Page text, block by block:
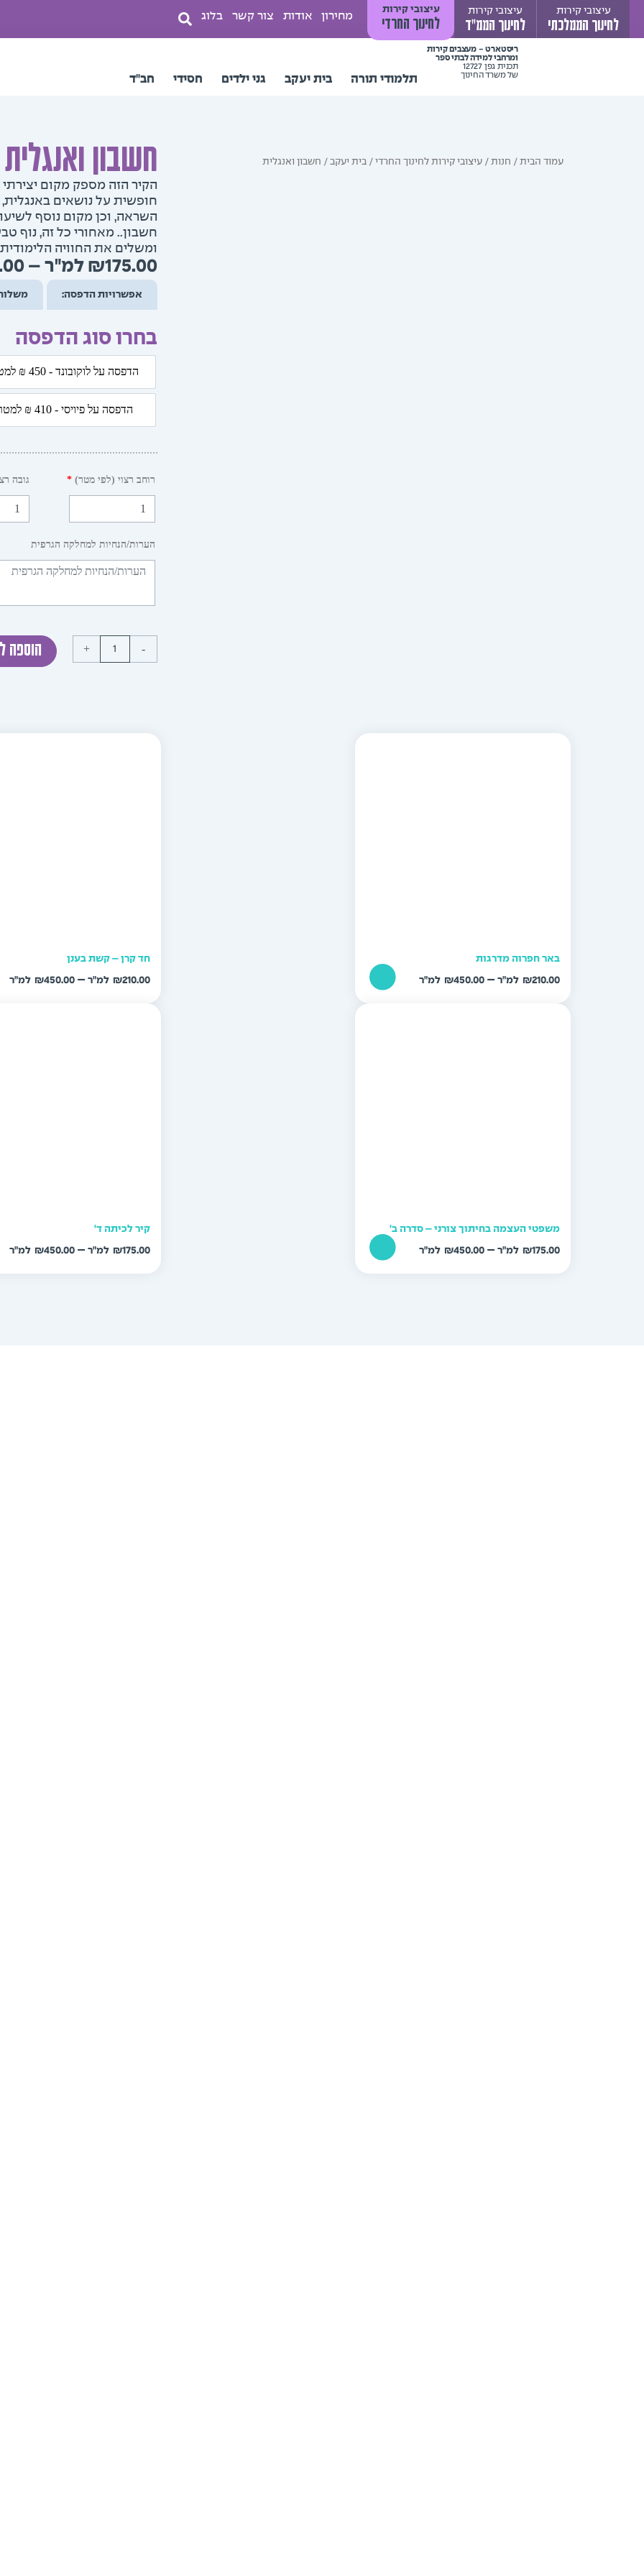
עיצובי קירות
לחינוך הממלכתי
עיצובי קירות
לחינוך הממ"ד
עיצובי קירות
לחינוך החרדי
מחירון אודות צור קשר בלוג
ריסטארט - מעצבים קירות
ומרחבי למידה לבתי ספר
תכנית גפן 12727
של משרד החינוך
תלמודי תורה בית יעקב גני ילדים חסידי חב"ד
עמוד הבית / חנות / עיצובי קירות לחינוך החרדי / בית יעקב / חשבון ואנגלית חשבון ואנגלית
הקיר הזה מספק מקום
חופשית על נושאים
השראה, וכן מקום נוסף
חשבון.. מאחורי כל זה, נוף
ומשלים את החוויה הלימודית
₪175.00
–
אפשרויות הדפסה:
בחרו סוג הדפסה
הדפסה על לוקובונד - 450 ₪ למטר
הדפסה על פיויסי - 410 ₪ למטר
רוחב רצוי (לפי מטר) * גובה
הערות/הנחיות למחלקה הגרפית
-
כמות
חשבון
ואנגלית
+ הוספה
באר חפרוה מדרגות
₪210.00
–
₪450.00
טווח
חד קרן – קשת בענן
₪210.00
–
₪450.00
משפטי העצמה בחיתוך צורני – סדרה ב'
₪175.00
–
₪450.00
טווח
קיר לכיתה ד'
₪175.00
–
₪450.00